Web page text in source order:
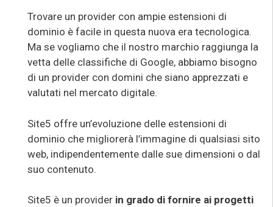
Trovare un provider con ampie estensioni di
dominio è facile in questa nuova era tecnologica.
Ma se vogliamo che il nostro marchio raggiunga la
vetta delle classifiche di Google, abbiamo bisogno
di un provider con domini che siano apprezzati e
valutati nel mercato digitale.
Site5 offre un’evoluzione delle estensioni di
dominio che migliorerà l’immagine di qualsiasi sito
web, indipendentemente dalle sue dimensioni o dal
suo contenuto.
Site5 è un provider in grado di fornire ai progetti